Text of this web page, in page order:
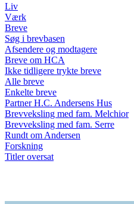
Liv
Værk
Breve
Søg i brevbasen
Afsendere og modtagere
Breve om HCA
Ikke tidligere trykte breve
Alle breve
Enkelte breve
Partner H.C. Andersens Hus
Brevveksling med fam. Melchior
Brevveksling med fam. Serre
Rundt om Andersen
Forskning
Titler oversat